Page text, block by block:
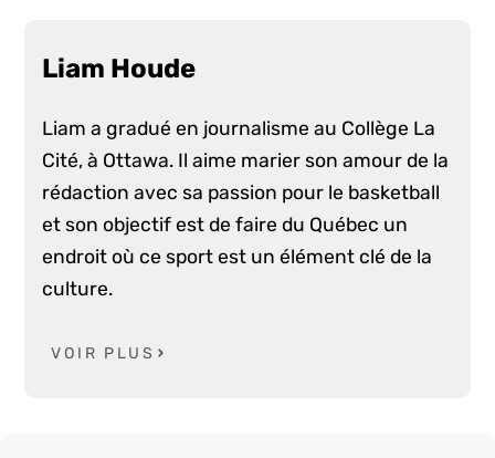
Liam Houde
Liam a gradué en journalisme au Collège La
Cité, à Ottawa. Il aime marier son amour de la
rédaction avec sa passion pour le basketball
et son objectif est de faire du Québec un
endroit où ce sport est un élément clé de la
culture.
VOIR PLUS